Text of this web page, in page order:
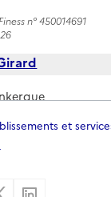
n° 450014691
Voir les prix
et
emailsur Facebook
Partager sur X